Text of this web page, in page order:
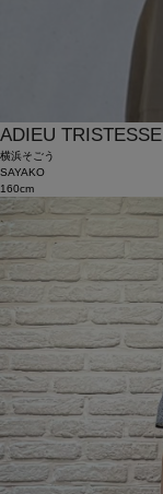
ADIEU TRISTESSE
横浜そごう
SAYAKO
160cm